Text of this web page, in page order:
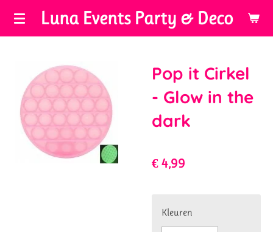
Ga
hoofdinhoud
Luna Events Party & Deco
Pop it Cirkel
- Glow in the
dark
€ 4,99
Kleuren